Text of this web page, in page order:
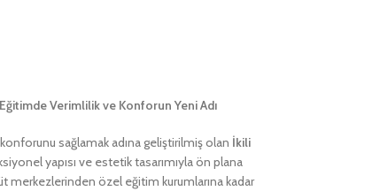
Verimlilik ve Konforun Yeni Adı
sağlamak adına geliştirilmiş olan İkili
yapısı ve estetik tasarımıyla ön plana
merkezlerinden özel eğitim kurumlarına kadar